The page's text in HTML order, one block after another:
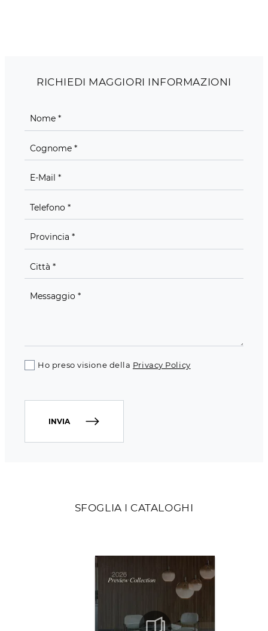
SFOGLIA I CATALOGHI
RICHIEDI MAGGIORI INFORMAZIONI
Ho preso visione della Privacy Policy
INVIA